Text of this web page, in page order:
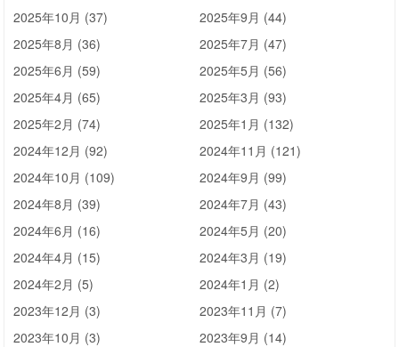
2025年10月 (37)
2025年9月 (44)
2025年8月 (36)
2025年7月 (47)
2025年6月 (59)
2025年5月 (56)
2025年4月 (65)
2025年3月 (93)
2025年2月 (74)
2025年1月 (132)
2024年12月 (92)
2024年11月 (121)
2024年10月 (109)
2024年9月 (99)
2024年8月 (39)
2024年7月 (43)
2024年6月 (16)
2024年5月 (20)
2024年4月 (15)
2024年3月 (19)
2024年2月 (5)
2024年1月 (2)
2023年12月 (3)
2023年11月 (7)
2023年10月 (3)
2023年9月 (14)